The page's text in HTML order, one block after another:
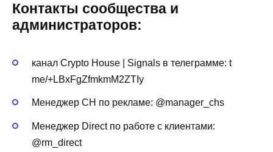
Контакты сообщества и
администраторов:
канал Crypto House | Signals в телеграмме: t
me/+LBxFgZfmkmM2ZTIy
Менеджер CH по рекламе: @manager_chs
Менеджер Direct по работе с клиентами:
@rm_direct